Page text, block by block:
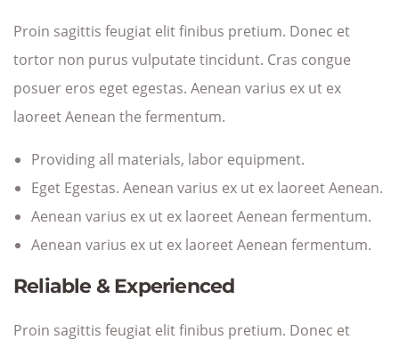
Proin sagittis feugiat elit finibus pretium. Donec et
tortor non purus vulputate tincidunt. Cras congue
posuer eros eget egestas. Aenean varius ex ut ex
laoreet Aenean the fermentum.
Providing all materials, labor equipment.
Eget Egestas. Aenean varius ex ut ex laoreet Aenean.
Aenean varius ex ut ex laoreet Aenean fermentum.
Aenean varius ex ut ex laoreet Aenean fermentum.
Reliable & Experienced
Proin sagittis feugiat elit finibus pretium. Donec et